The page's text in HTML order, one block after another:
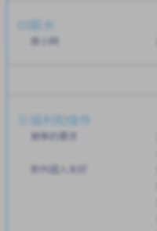
薪水
按小時
福利和條件
簡單的要求
對外國人友好